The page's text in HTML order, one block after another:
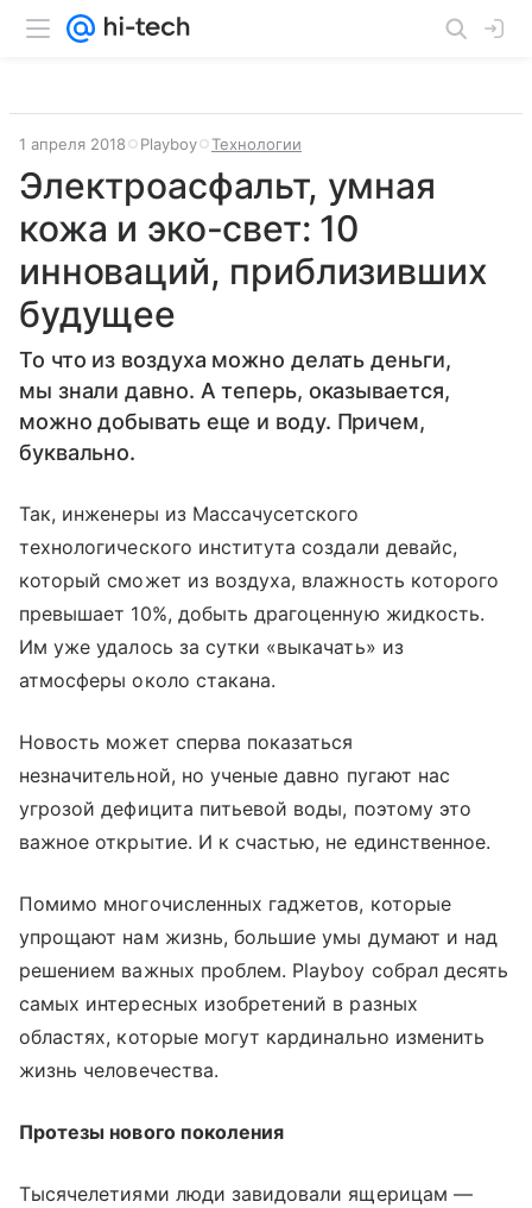
1 апреля 2018 Playboy Технологии
Электроасфальт, умная
кожа и эко-свет: 10
инноваций, приблизивших
будущее
То что из воздуха можно делать деньги,
мы знали давно. А теперь, оказывается,
можно добывать еще и воду. Причем,
буквально.
Так, инженеры из Массачусетского
технологического института создали девайс,
который сможет из воздуха, влажность которого
превышает 10%, добыть драгоценную жидкость.
Им уже удалось за сутки «выкачать» из
атмосферы около стакана.
Новость может сперва показаться
незначительной, но ученые давно пугают нас
угрозой дефицита питьевой воды, поэтому это
важное открытие. И к счастью, не единственное.
Помимо многочисленных гаджетов, которые
упрощают нам жизнь, большие умы думают и над
решением важных проблем. Playboy собрал десять
самых интересных изобретений в разных
областях, которые могут кардинально изменить
жизнь человечества.
Протезы нового поколения
Тысячелетиями люди завидовали ящерицам —